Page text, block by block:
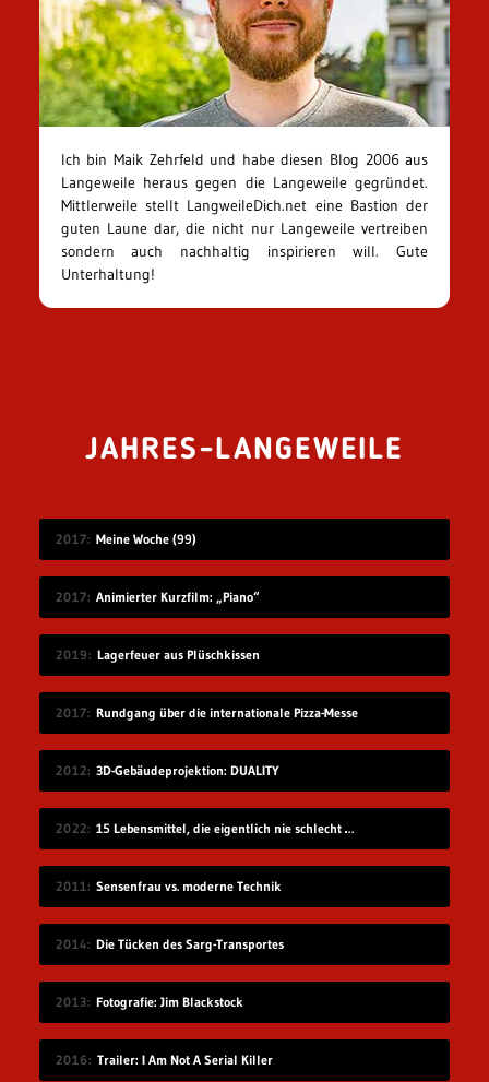
Ich bin Maik Zehrfeld und habe diesen Blog 2006 aus
Langeweile heraus gegen die Langeweile gegründet.
Mittlerweile stellt LangweileDich.net eine Bastion der
guten Laune dar, die nicht nur Langeweile vertreiben
sondern auch nachhaltig inspirieren will. Gute
Unterhaltung!
JAHRES-LANGEWEILE
2017 Meine Woche (99)
2017 Animierter Kurzfilm: „Piano“
2019 Lagerfeuer aus Plüschkissen
2017 Rundgang über die internationale Pizza-Messe
2012 3D-Gebäudeprojektion: DUALITY
2022 15 Lebensmittel, die eigentlich nie schlecht werden
2011 Sensenfrau vs. moderne Technik
2014 Die Tücken des Sarg-Transportes
2013 Fotografie: Jim Blackstock
2016 Trailer: I Am Not A Serial Killer